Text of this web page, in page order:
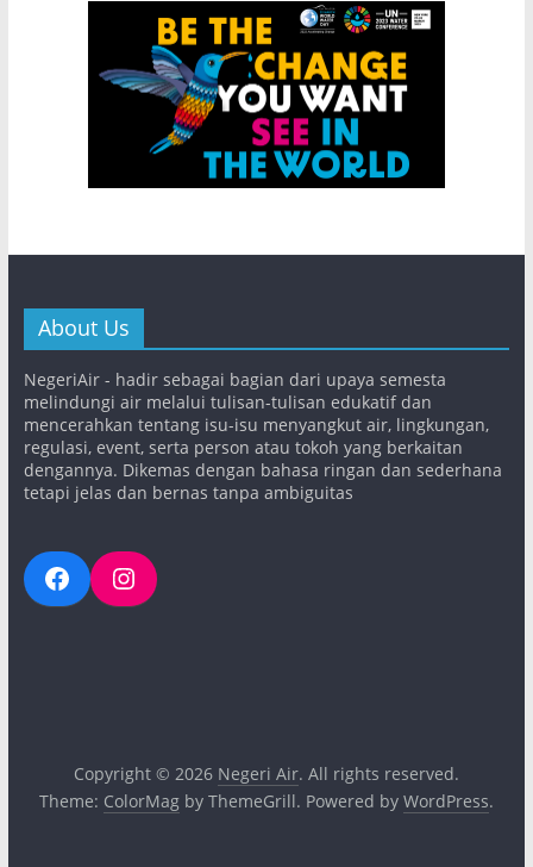
About Us
NegeriAir - hadir sebagai bagian dari upaya semesta
melindungi air melalui tulisan-tulisan edukatif dan
mencerahkan tentang isu-isu menyangkut air, lingkungan,
regulasi, event, serta person atau tokoh yang berkaitan
dengannya. Dikemas dengan bahasa ringan dan sederhana
tetapi jelas dan bernas tanpa ambiguitas
FacebookInstagram
Copyright © 2026 Negeri Air. All rights reserved.
Theme: ColorMagby ThemeGrill. Powered by WordPress.